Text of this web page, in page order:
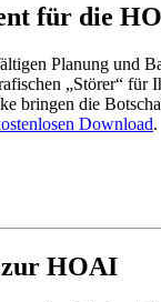
für die
Planung und
„Störer“ für
bringen die
Download.
HOAI